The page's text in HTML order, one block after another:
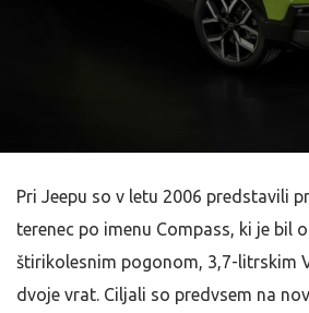
Pri Jeepu so v letu 2006 predstavili
terenec po imenu Compass, ki je bil
štirikolesnim pogonom, 3,7-litrskim
dvoje vrat. Ciljali so predvsem na